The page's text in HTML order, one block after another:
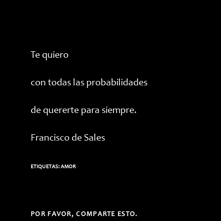
Te quiero
con todas las probabilidades
de quererte para siempre.
Francisco de Sales
ETIQUETAS:AMOR
POR FAVOR, COMPARTE ESTO.